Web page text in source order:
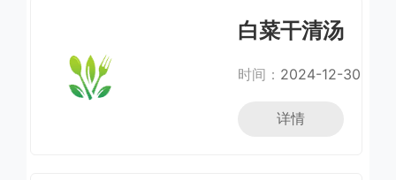
白菜干清汤
时间： 2024-12-30
详情